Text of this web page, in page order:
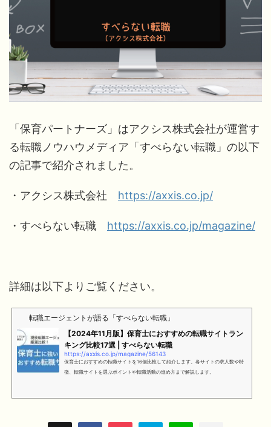
「保育パートナーズ」はアクシス株式会社が運営す
る転職ノウハウメディア「すべらない転職」の以下
の記事で紹介されました。
・アクシス株式会社 https://axxis.co.jp/
・すべらない転職 https://axxis.co.jp/magazine/
詳細は以下よりご覧ください。
転職エージェントが語る「すべらない転職」
【2024年11月版】保育士におすすめの転職サイトラン
キング比較17選 | すべらない転職
https://axxis.co.jp/magazine/56143
保育士におすすめの転職サイトを16個比較して紹介します。各サイトの求人数や特
徴、転職サイトを選ぶポイントや転職活動の進め方まで解説します。